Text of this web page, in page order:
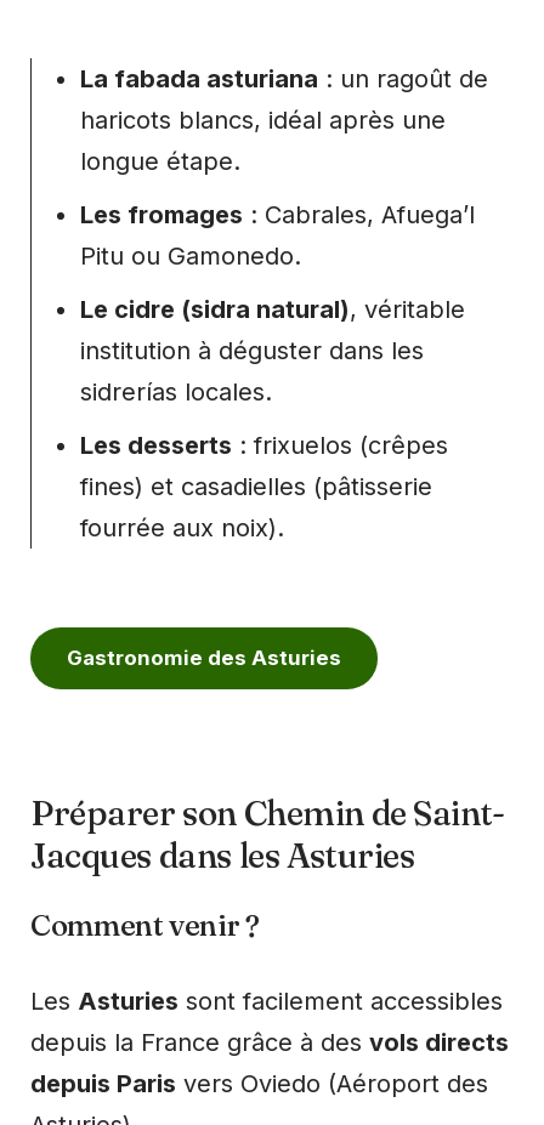
La fabada asturiana : un ragoût de
haricots blancs, idéal après une
longue étape.
Les fromages : Cabrales, Afuega’l
Pitu ou Gamonedo.
Le cidre (sidra natural), véritable
institution à déguster dans les
sidrerías locales.
Les desserts : frixuelos (crêpes
fines) et casadielles (pâtisserie
fourrée aux noix).
Gastronomie des Asturies
Préparer son Chemin de Saint-
Jacques dans les Asturies
Comment venir ?
Les Asturies sont facilement accessibles
depuis la France grâce à des vols directs
depuis Paris vers Oviedo (Aéroport des